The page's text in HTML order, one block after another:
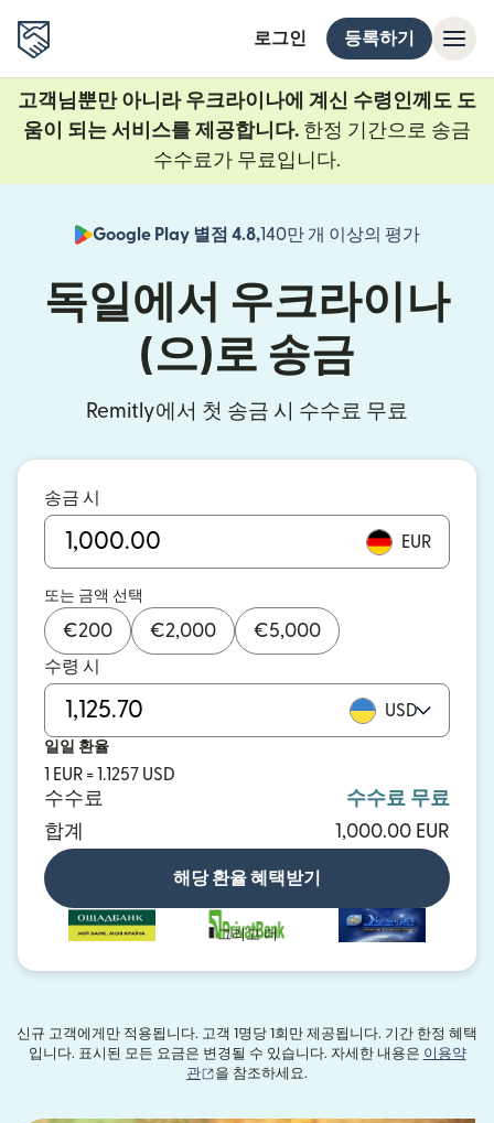
로그인 등록하기
고객님뿐만 아니라 우크라이나에 계신 수령인께도 도
움이 되는 서비스를 제공합니다. 한정 기간으로 송금
수수료가 무료입니다.
Google Play 별점 4.8,140만 개 이상의 평가
독일에서 우크라이나
(으)로 송금
Remitly에서 첫 송금 시 수수료 무료
송금 시
EUR
또는 금액 선택
€200 €2,000 €5,000
수령 시
USD
일일 환율
1 EUR = 1.1257 USD
수수료
수수료 무료
합계
1,000.00 EUR
해당 환율 혜택받기
그리고 더
신규 고객에게만 적용됩니다. 고객 1명당 1회만 제공됩니다. 기간 한정 혜택
입니다. 표시된 모든 요금은 변경될 수 있습니다. 자세한 내용은 이용약
관
(새 창에서 열림)
을 참조하세요.